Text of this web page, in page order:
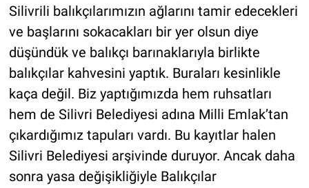
Silivrili balıkçılarımızın ağlarını tamir edecekleri
ve başlarını sokacakları bir yer olsun diye
düşündük ve balıkçı barınaklarıyla birlikte
balıkçılar kahvesini yaptık. Buraları kesinlikle
kaça değil. Biz yaptığımızda hem ruhsatları
hem de Silivri Belediyesi adına Milli Emlak’tan
çıkardığımız tapuları vardı. Bu kayıtlar halen
Silivri Belediyesi arşivinde duruyor. Ancak daha
sonra yasa değişikliğiyle Balıkçılar